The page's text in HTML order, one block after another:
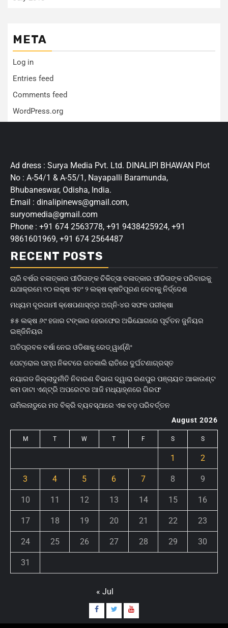
META
Log in
Entries feed
Comments feed
WordPress.org
Ad dress : Surya Media Pvt. Ltd. DINALIPI BHAWAN Plot
No : A-54/1 & A-55/1, Nayapalli Baramunda,
Bhubaneswar, Odisha, India.
Email : dinalipinews@gmail.com,
suryomedia@gmail.com
Phone : +91 674 2563778, +91 9438425924, +91
9861601969, +91 674 2564487
RECENT POSTS
ଚାରି ବର୍ଷର ବଳାତ୍କାର ପୀଡିତାଙ୍କ ଚିକିତ୍ସା ବଳାତ୍କାର ପୀଡିତାଙ୍କ ପରିବାରକୁ
ଯଥାକ୍ରମେ ୧୦ ଲକ୍ଷ ଏବଂ ୨ ଲକ୍ଷ କ୍ଷତିପୂରଣ ଦେବାକୁ ନିର୍ଦ୍ଦେଶ
ମଧ୍ୟମ ଦୂରଗାମୀ କ୍ଷେପଣାସ୍ତ୍ର ଅଗ୍ନି-୪ର ସଫଳ ପରୀକ୍ଷା
୫୫ ଲକ୍ଷ ୬୯ ହଜାର ଟଙ୍କାର ହେରଫେର ଅଭିଯୋଗରେ ପୂର୍ବତନ ଜୁନିୟର
ଇଞ୍ଜିନିୟର
ଅତିପ୍ରବଳ ବର୍ଷା ନେଇ ଓଡିଶାକୁ ରେଡ୍ ୱାର୍ଣ୍ଣିଂ
ପେଟ୍ରୋଲ ପମ୍ପ ନିକଟରେ ଗତକାଲି ରାତିରେ ଦୁର୍ଘଟଣାଗ୍ରସ୍ତ
ନୟାଗଡ ଜିଲ୍ଲାଦୁର୍ନୀତି ନିବାରଣ ବିଭାଗ ଦ୍ୱାରା ରଣପୁର ପଞ୍ଚାୟତ ଆକାଉଣ୍ଟ
କମ ଡାଟା ଏଣ୍ଟ୍ରି ଅପରେଟର ଆଜି ମଧ୍ୟାହ୍‌ଣରେ ଗିରଫ
ତାମିଲନାଡୁରେ ମଦ ବିକ୍ରି ବ୍ୟବସ୍ଥାରେ ଏକ ବଡ଼ ପରିବର୍ତ୍ତନ
August 2026
M T W T F S S
1 2
3 4 5 6 7 8 9
10 11 12 13 14 15 16
17 18 19 20 21 22 23
24 25 26 27 28 29 30
31
« Jul